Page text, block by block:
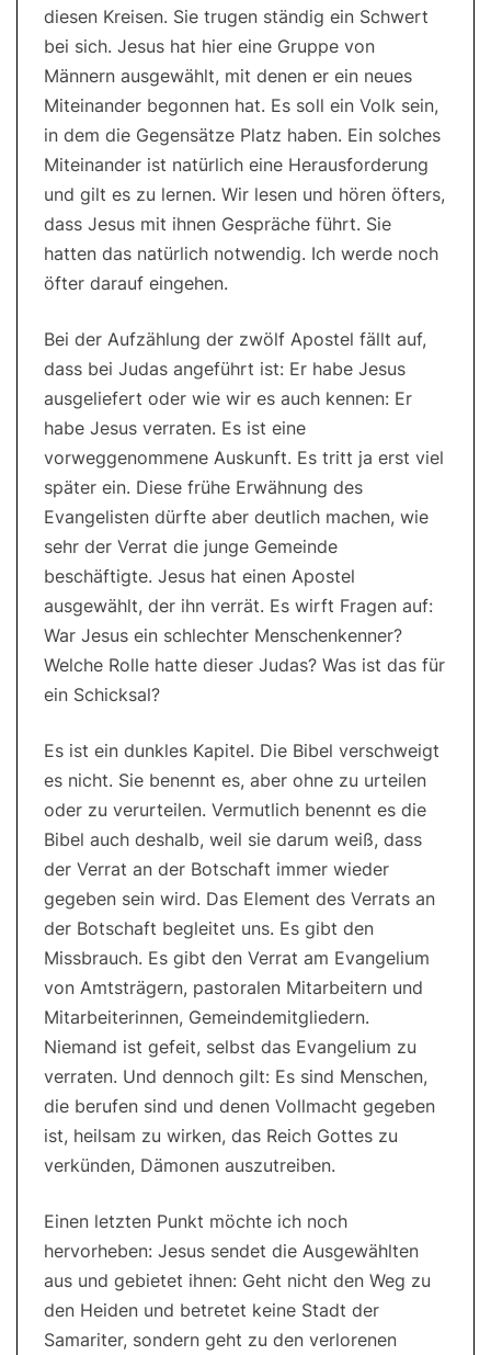
diesen Kreisen. Sie trugen ständig ein Schwert
bei sich. Jesus hat hier eine Gruppe von
Männern ausgewählt, mit denen er ein neues
Miteinander begonnen hat. Es soll ein Volk sein,
in dem die Gegensätze Platz haben. Ein solches
Miteinander ist natürlich eine Herausforderung
und gilt es zu lernen. Wir lesen und hören öfters,
dass Jesus mit ihnen Gespräche führt. Sie
hatten das natürlich notwendig. Ich werde noch
öfter darauf eingehen.
Bei der Aufzählung der zwölf Apostel fällt auf,
dass bei Judas angeführt ist: Er habe Jesus
ausgeliefert oder wie wir es auch kennen: Er
habe Jesus verraten. Es ist eine
vorweggenommene Auskunft. Es tritt ja erst viel
später ein. Diese frühe Erwähnung des
Evangelisten dürfte aber deutlich machen, wie
sehr der Verrat die junge Gemeinde
beschäftigte. Jesus hat einen Apostel
ausgewählt, der ihn verrät. Es wirft Fragen auf:
War Jesus ein schlechter Menschenkenner?
Welche Rolle hatte dieser Judas? Was ist das für
ein Schicksal?
Es ist ein dunkles Kapitel. Die Bibel verschweigt
es nicht. Sie benennt es, aber ohne zu urteilen
oder zu verurteilen. Vermutlich benennt es die
Bibel auch deshalb, weil sie darum weiß, dass
der Verrat an der Botschaft immer wieder
gegeben sein wird. Das Element des Verrats an
der Botschaft begleitet uns. Es gibt den
Missbrauch. Es gibt den Verrat am Evangelium
von Amtsträgern, pastoralen Mitarbeitern und
Mitarbeiterinnen, Gemeindemitgliedern.
Niemand ist gefeit, selbst das Evangelium zu
verraten. Und dennoch gilt: Es sind Menschen,
die berufen sind und denen Vollmacht gegeben
ist, heilsam zu wirken, das Reich Gottes zu
verkünden, Dämonen auszutreiben.
Einen letzten Punkt möchte ich noch
hervorheben: Jesus sendet die Ausgewählten
aus und gebietet ihnen: Geht nicht den Weg zu
den Heiden und betretet keine Stadt der
Samariter, sondern geht zu den verlorenen